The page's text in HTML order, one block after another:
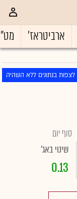
ארביטראז'
לצפות בנתונים ללא השהיה
סוף יום
שינוי באג'
0.13